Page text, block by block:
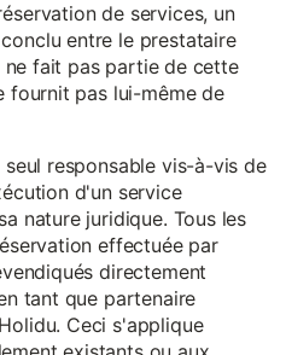
de services, un
entre le prestataire
fait pas partie de cette
fournit pas lui-même de
responsable vis-à-vis de
d'un service
nature juridique. Tous les
effectuée par
directement
tant que partenaire
Ceci s'applique